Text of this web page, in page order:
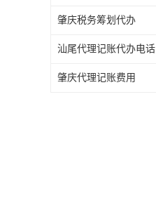
肇庆税务筹划代办
汕尾代理记账代办电话
肇庆代理记账费用